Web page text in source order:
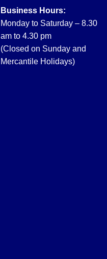
Business Hours:
Monday to Saturday – 8.30
am to 4.30 pm
(Closed on Sunday and
Mercantile Holidays)